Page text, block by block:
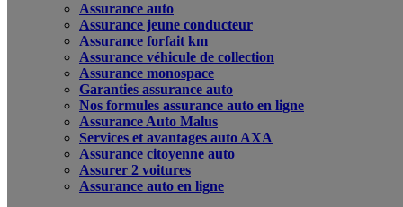
Assurance auto
Assurance jeune conducteur
Assurance forfait km
Assurance véhicule de collection
Assurance monospace
Garanties assurance auto
Nos formules assurance auto en ligne
Assurance Auto Malus
Services et avantages auto AXA
Assurance citoyenne auto
Assurer 2 voitures
Assurance auto en ligne